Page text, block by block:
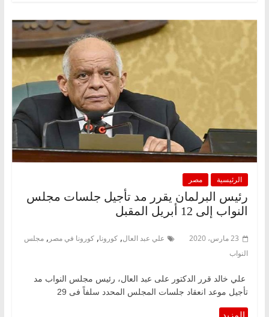
الرئيسية مصر
رئيس البرلمان يقرر مد تأجيل جلسات مجلس
النواب إلى 12 أبريل المقبل
23 مارس، 2020 علي عبد العال, كورونا, كورونا في مصر , مجلس
النواب
علي خالد قرر الدكتور على عبد العال، رئيس مجلس النواب مد
تأجيل موعد انعقاد جلسات المجلس المحدد سلفاً فى 29